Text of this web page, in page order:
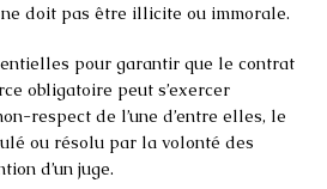
doit pas être illicite ou immorale.
pour garantir que le contrat
obligatoire peut s’exercer
respect de l’une d’entre elles, le
ou résolu par la volonté des
d’un juge.